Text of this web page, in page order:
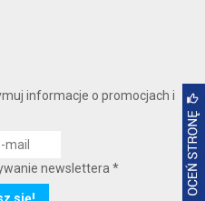
informacje o promocjach i
newslettera *